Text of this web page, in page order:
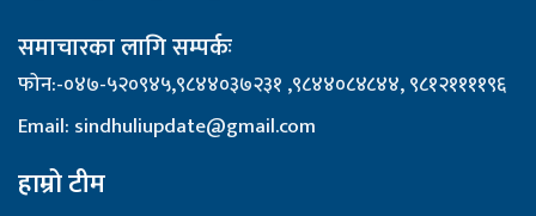
समाचारका लागि सम्पर्कः
फोन:-०४७-५२०९४५,९८४४०३७२३१ ,९८४४०८४८४४, ९८१२११११९६
Email: sindhuliupdate@gmail.com
हाम्रो टीम